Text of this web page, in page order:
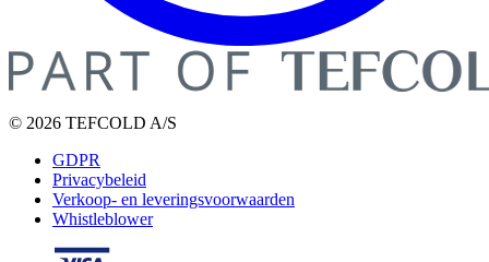
© 2026 TEFCOLD A/S
GDPR
Privacybeleid
Verkoop- en leveringsvoorwaarden
Whistleblower